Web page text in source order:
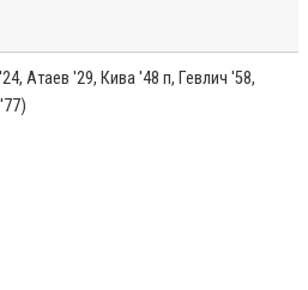
Атаев '29, Кива '48 п, Гевлич '58,